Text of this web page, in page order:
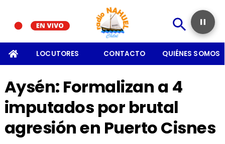
LOCUTORES CONTACTO QUIÉNES SOMOS
Aysén: Formalizan a 4
imputados por brutal
agresión en Puerto Cisnes